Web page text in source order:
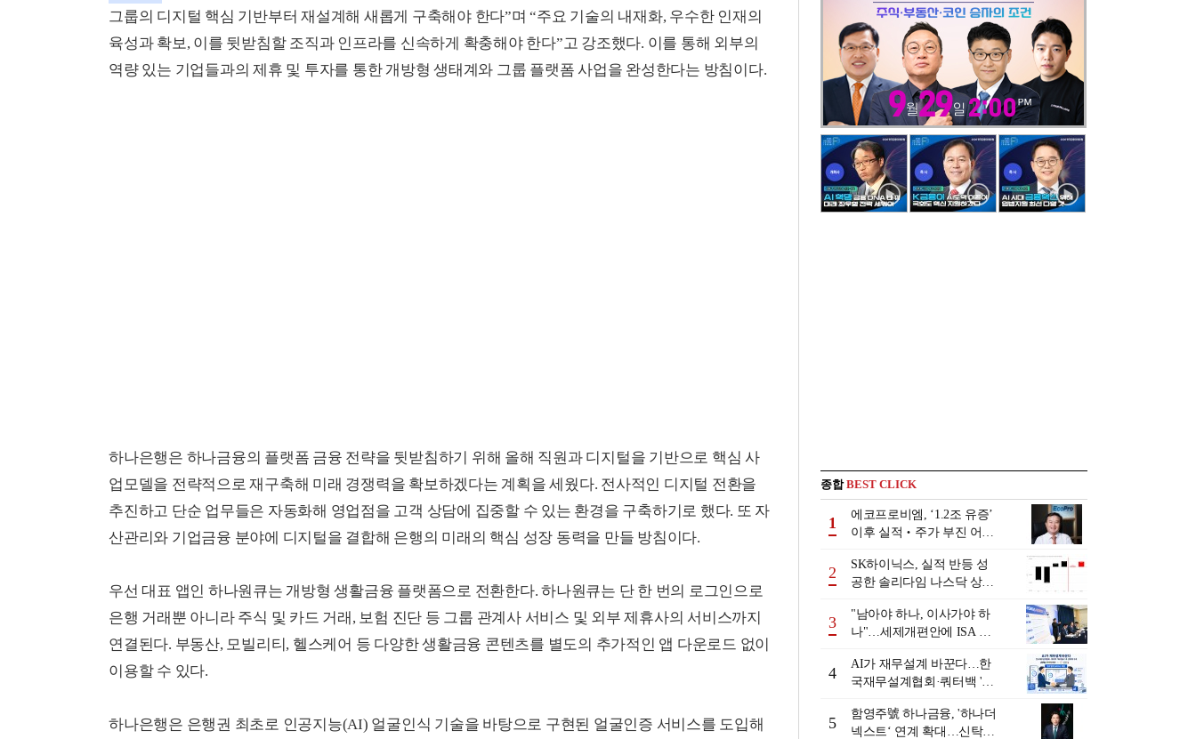
그룹의 디지털 핵심 기반부터 재설계해 새롭게 구축해야 한다”며 “주요 기술의 내재화, 우수한 인재의
육성과 확보, 이를 뒷받침할 조직과 인프라를 신속하게 확충해야 한다”고 강조했다. 이를 통해 외부의
역량 있는 기업들과의 제휴 및 투자를 통한 개방형 생태계와 그룹 플랫폼 사업을 완성한다는 방침이다.
하나은행은 하나금융의 플랫폼 금융 전략을 뒷받침하기 위해 올해 직원과 디지털을 기반으로 핵심 사
업모델을 전략적으로 재구축해 미래 경쟁력을 확보하겠다는 계획을 세웠다. 전사적인 디지털 전환을
추진하고 단순 업무들은 자동화해 영업점을 고객 상담에 집중할 수 있는 환경을 구축하기로 했다. 또 자
산관리와 기업금융 분야에 디지털을 결합해 은행의 미래의 핵심 성장 동력을 만들 방침이다.
우선 대표 앱인 하나원큐는 개방형 생활금융 플랫폼으로 전환한다. 하나원큐는 단 한 번의 로그인으로
은행 거래뿐 아니라 주식 및 카드 거래, 보험 진단 등 그룹 관계사 서비스 및 외부 제휴사의 서비스까지
연결된다. 부동산, 모빌리티, 헬스케어 등 다양한 생활금융 콘텐츠를 별도의 추가적인 앱 다운로드 없이
이용할 수 있다.
하나은행은 은행권 최초로 인공지능(AI) 얼굴인식 기술을 바탕으로 구현된 얼굴인증 서비스를 도입해
종합BEST CLICK
1
에코프로비엠, ‘1.2조 유증’
이후 실적‧주가 부진 어쩌
2
SK하이닉스, 실적 반등 성
공한 솔리다임 나스닥 상장
3
"남아야 하나, 이사가야 하
나"…세제개편안에 ISA 투
4
AI가 재무설계 바꾼다…한
국재무설계협회·쿼터백 '베
5
함영주號 하나금융, '하나더
넥스트‘ 연계 확대…신탁수